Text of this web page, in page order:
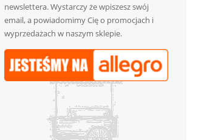
newslettera. Wystarczy że wpiszesz swój
email, a powiadomimy Cię o promocjach i
wyprzedażach w naszym sklepie.